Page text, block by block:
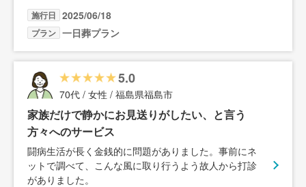
施行日 2025/06/18
プラン 一日葬プラン
5.0
70代 / 女性 / 福島県福島市
家族だけで静かにお見送りがしたい、と言う
方々へのサービス
闘病生活が長く金銭的に問題がありました。事前にネ
ットで調べて、こんな風に取り行うよう故人から打診
がありました。